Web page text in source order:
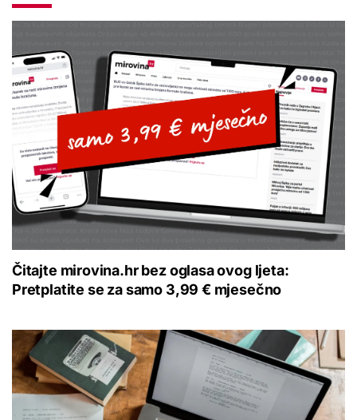
Čitajte mirovina.hr bez oglasa ovog ljeta:
Pretplatite se za samo 3,99 € mjesečno